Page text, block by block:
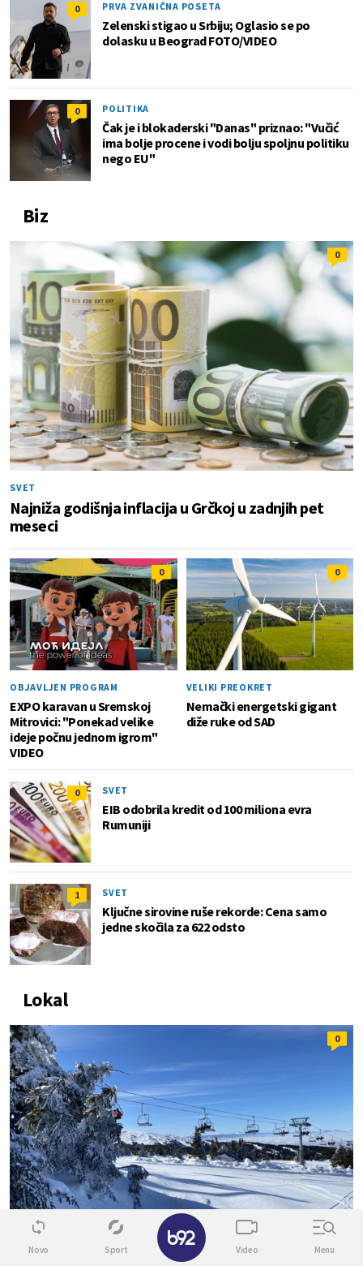
0 PRVA ZVANIČNA POSETA
Zelenski stigao u Srbiju; Oglasio se po
dolasku u Beograd FOTO/VIDEO
0 POLITIKA
Čak je i blokaderski "Danas" priznao: "Vučić
ima bolje procene i vodi bolju spoljnu politiku
nego EU"
Biz
0
SVET
Najniža godišnja inflacija u Grčkoj u zadnjih pet
meseci
0
OBJAVLJEN PROGRAM
EXPO karavan u Sremskoj
Mitrovici: "Ponekad velike
ideje počnu jednom igrom"
VIDEO
0
VELIKI PREOKRET
Nemački energetski gigant
diže ruke od SAD
0 SVET
EIB odobrila kredit od 100 miliona evra
Rumuniji
1 SVET
Ključne sirovine ruše rekorde: Cena samo
jedne skočila za 622 odsto
Lokal
0
Novo Sport Video Menu
✕